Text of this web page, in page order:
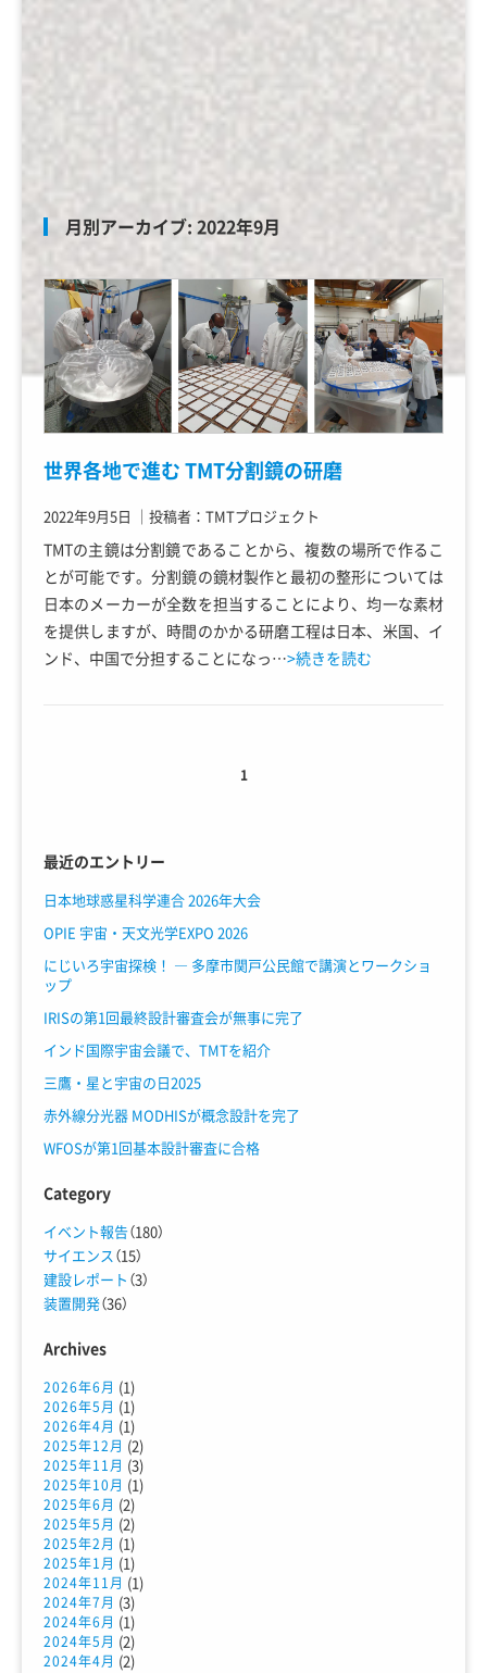
月別アーカイブ: 2022年9月
世界各地で進む TMT分割鏡の研磨
2022年9月5日 ｜ 投稿者：TMTプロジェクト
TMTの主鏡は分割鏡であることから、複数の場所で作るこ
とが可能です。分割鏡の鏡材製作と最初の整形については
日本のメーカーが全数を担当することにより、均一な素材
を提供しますが、時間のかかる研磨工程は日本、米国、イ
ンド、中国で分担することになっ…>続きを読む
1
最近のエントリー
日本地球惑星科学連合 2026年大会
OPIE 宇宙・天文光学EXPO 2026
にじいろ宇宙探検！ ― 多摩市関戸公民館で講演とワークショ
ップ
IRISの第1回最終設計審査会が無事に完了
インド国際宇宙会議で、TMTを紹介
三鷹・星と宇宙の日2025
赤外線分光器 MODHISが概念設計を完了
WFOSが第1回基本設計審査に合格
Category
イベント報告（180）
サイエンス （15）
建設レポート （3）
装置開発（36）
Archives
2026年6月 (1)
2026年5月 (1)
2026年4月 (1)
2025年12月 (2)
2025年11月 (3)
2025年10月 (1)
2025年6月 (2)
2025年5月 (2)
2025年2月 (1)
2025年1月 (1)
2024年11月 (1)
2024年7月 (3)
2024年6月 (1)
2024年5月 (2)
2024年4月 (2)